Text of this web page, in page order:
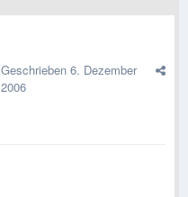
Geschrieben 6. Dezember
2006